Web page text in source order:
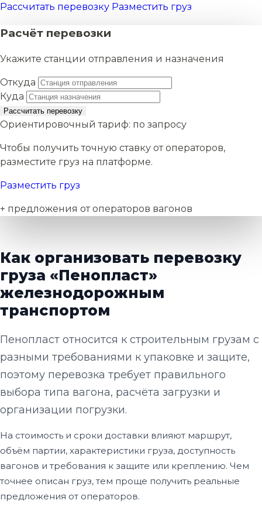
Рассчитать перевозку Разместить груз
Расчёт перевозки
Укажите станции отправления и назначения
Откуда
Куда
Рассчитать перевозку
Ориентировочный тариф: по запросу
Чтобы получить точную ставку от операторов,
разместите груз на платформе.
Разместить груз
+ предложения от операторов вагонов
Как организовать перевозку
груза «Пенопласт»
железнодорожным
транспортом
Пенопласт относится к строительным грузам с
разными требованиями к упаковке и защите,
поэтому перевозка требует правильного
выбора типа вагона, расчёта загрузки и
организации погрузки.
На стоимость и сроки доставки влияют маршрут,
объём партии, характеристики груза, доступность
вагонов и требования к защите или креплению. Чем
точнее описан груз, тем проще получить реальные
предложения от операторов.